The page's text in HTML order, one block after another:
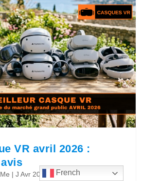
VR avril 2026 :
|J Avr 2026 Actualités Bons plans
French